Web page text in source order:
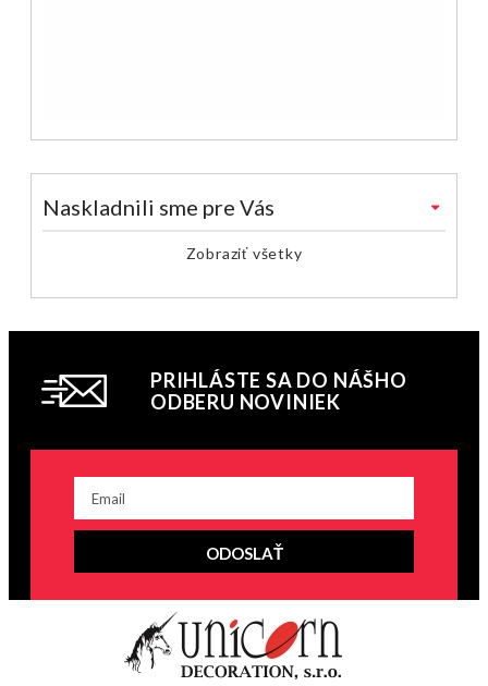
Naskladnili sme pre Vás
Zobraziť všetky
PRIHLÁSTE SA DO NÁŠHO
ODBERU NOVINIEK
ODOSLAŤ